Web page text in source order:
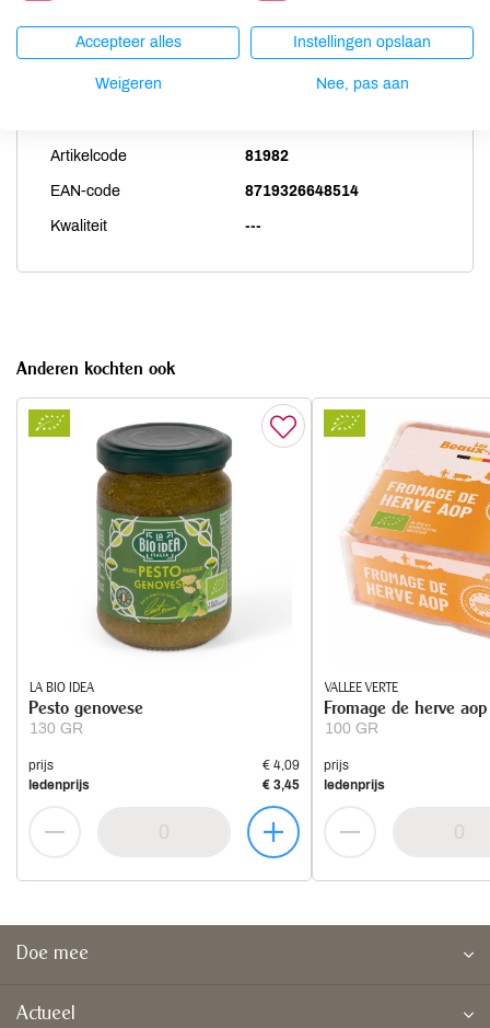
Productspecificaties
Artikelcode 81982
EAN-code 8719326648514
Kwaliteit ---
Anderen kochten ook
LA BIO IDEA
130 GR
Pesto genovese
prijs
€ 4,09
ledenprijs
€ 3,45
VALLEE VERTE
100 GR
Fromage de herve aop
prijs
ledenprijs
Doe mee
Actueel
Accepteer alles Instellingen opslaan
Weigeren Nee, pas aan